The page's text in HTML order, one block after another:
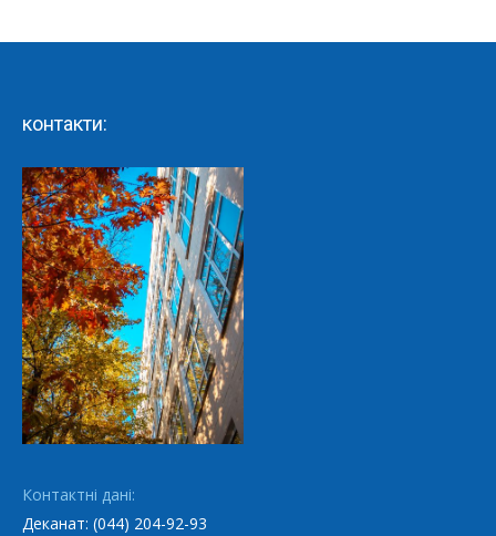
контакти:
Контактні дані:
Деканат: (044) 204-92-93